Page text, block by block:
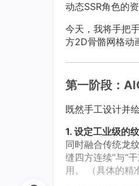
动态SSR角色的
今天，我将手把
方2D骨骼网格动
第一阶段：
既然手工设计并
1. 设定工业级的
同时融合传统龙
缝四方连续”与“
用。 （具体的精